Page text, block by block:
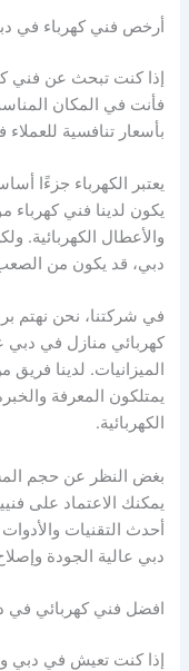
أرخص فني كهرباء في
إذا كنت تبحث عن فني
فأنت في المكان
بأسعار تنافسية
يعتبر الكهرباء جزءًا
يكون لدينا فني كهرباء
والأعطال الكهربائية.
دبي، قد يكون من
في شركتنا، نحن نهتم
كهربائي منازل في دبي
الميزانيات. لدينا
يمتلكون المعرفة
الكهربائية.
بغض النظر عن حجم
يمكنك الاعتماد على
أحدث التقنيات
دبي عالية الجودة
افضل فني كهربائي في
إذا كنت تعيش في دبي